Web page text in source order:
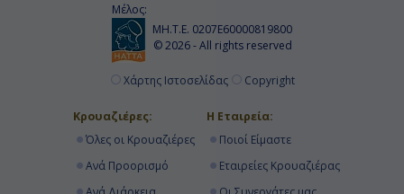
Μέλος:
ΜΗ.Τ.Ε. 0207Ε60000819800
© 2026 - All rights reserved
Χάρτης Ιστοσελίδας Copyright
Κρουαζιέρες:
Όλες οι Κρουαζιέρες
Ανά Προορισμό
Η Εταιρεία:
Ποιοί Είμαστε
Εταιρείες Κρουαζιέρας